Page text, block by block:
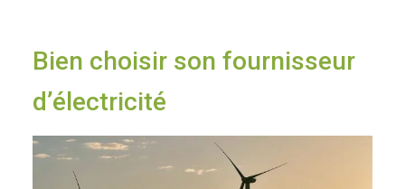
Bien choisir son fournisseur
d’électricité